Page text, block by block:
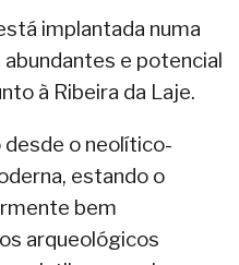
implantada numa
e potencial
à Ribeira da Laje.
desde o neolítico-
estando o
bem
arqueológicos